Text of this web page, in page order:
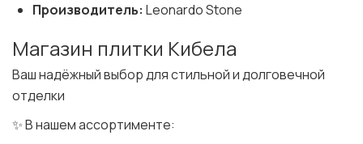
Производитель: Leonardo Stone
Магазин плитки Кибела
Ваш надёжный выбор для стильной и долговечной
отделки
✨ В нашем ассортименте: